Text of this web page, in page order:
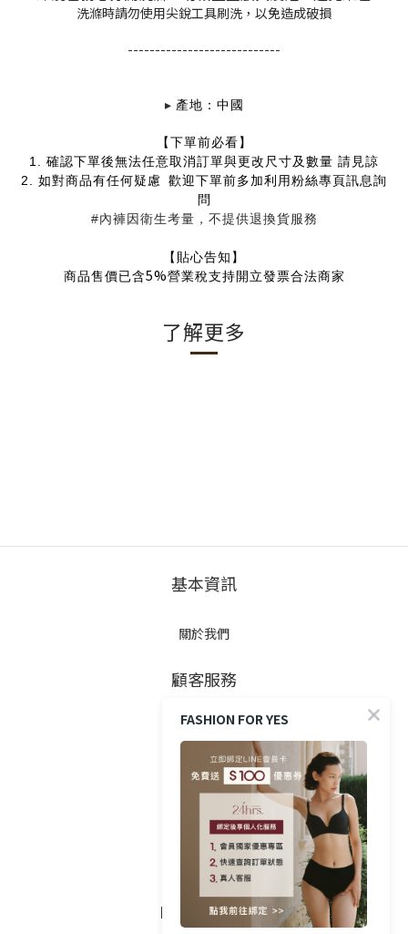
洗滌時請勿使用尖銳工具刷洗，以免造成破損
----------------------------
▸ 產地：中國
【下單前必看】
1. 確認下單後無法任意取消訂單與更改尺寸及數量 請見諒
2. 如對商品有任何疑慮 歡迎下單前多加利用粉絲專頁訊息詢
問
#內褲因衛生考量，不提供退換貨服務
【貼心告知】
商品售價已含5%營業稅支持開立發票合法商家
了解更多
基本資訊
關於我們
顧客服務
防詐提醒
購買方式
政策與條款
隱私權政策
FOLLOW US
FASHION FOR YES